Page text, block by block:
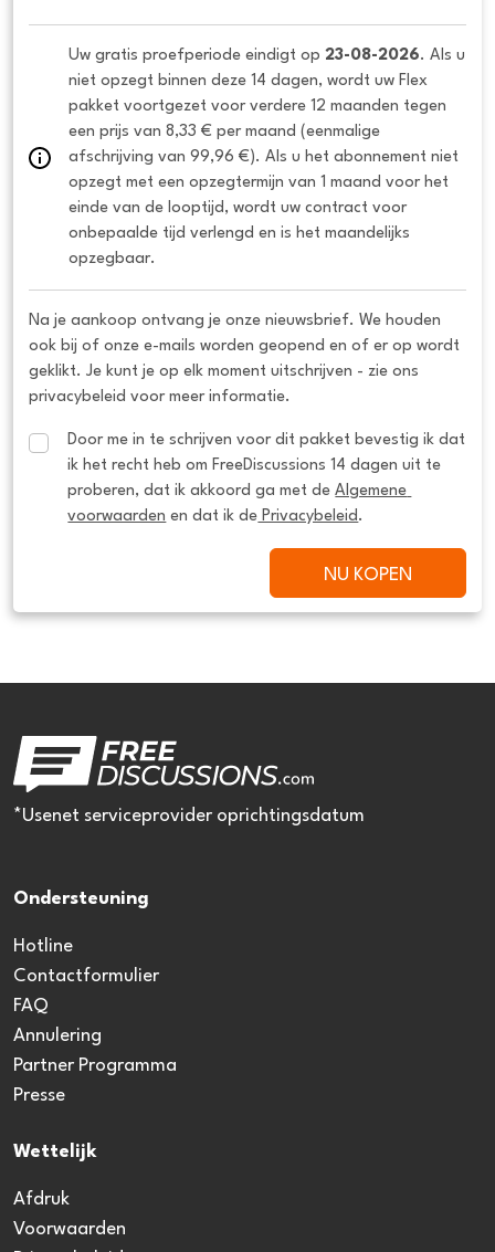
Uw gratis proefperiode eindigt op 23-08-2026. Als u
niet opzegt binnen deze 14 dagen, wordt uw Flex
pakket voortgezet voor verdere 12 maanden tegen
een prijs van 8,33 € per maand (eenmalige
afschrijving van 99,96 €). Als u het abonnement niet
opzegt met een opzegtermijn van 1 maand voor het
einde van de looptijd, wordt uw contract voor
onbepaalde tijd verlengd en is het maandelijks
opzegbaar.
Na je aankoop ontvang je onze nieuwsbrief. We houden
ook bij of onze e-mails worden geopend en of er op wordt
geklikt. Je kunt je op elk moment uitschrijven - zie ons
privacybeleid voor meer informatie.
Door me in te schrijven voor dit pakket bevestig ik dat
ik het recht heb om FreeDiscussions 14 dagen uit te
proberen, dat ik akkoord ga met de Algemene
voorwaarden en dat ik de Privacybeleid .
NU KOPEN
*Usenet serviceprovider oprichtingsdatum
Ondersteuning
Hotline
Contactformulier
FAQ
Annulering
Partner Programma
Presse
Wettelijk
Afdruk
Voorwaarden